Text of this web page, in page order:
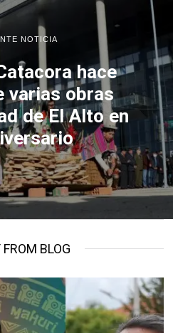
NOTICIA
hace
varias obras
de El Alto en
BLOG